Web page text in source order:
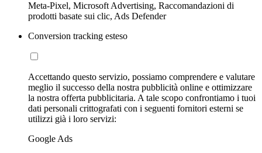
Meta-Pixel, Microsoft Advertising, Raccomandazioni di
prodotti basate sui clic, Ads Defender
Conversion tracking esteso
Accettando questo servizio, possiamo comprendere e valutare
meglio il successo della nostra pubblicità online e ottimizzare
la nostra offerta pubblicitaria. A tale scopo confrontiamo i tuoi
dati personali crittografati con i seguenti fornitori esterni se
utilizzi già i loro servizi:
Google Ads